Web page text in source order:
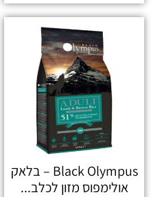
Black Olympus – בלאק
אולימפוס מזון לכלב...